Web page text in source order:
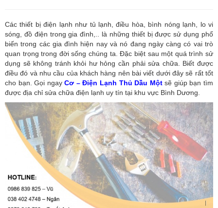
Các thiết bị điện lạnh như tủ lạnh, điều hòa, bình nóng lạnh, lo vi
sóng, đồ điện trong gia đình,.. là những thiết bị được sử dụng phổ
biến trong các gia đình hiện nay và nó đang ngày càng có vai trò
quan trọng trong đời sống chúng ta. Đặc biệt sau một quá trình sử
dụng sẽ không tránh khỏi hư hỏng cần phải sửa chữa. Biết được
điều đó và nhu cầu của khách hàng nên bài viết dưới đây sẽ rất tốt
cho bạn. Gọi ngayCơ – Điện Lạnh Thủ Dầu Một sẽ giúp bạn tìm
được địa chỉ sửa chữa điện lạnh uy tín tại khu vực Bình Dương.